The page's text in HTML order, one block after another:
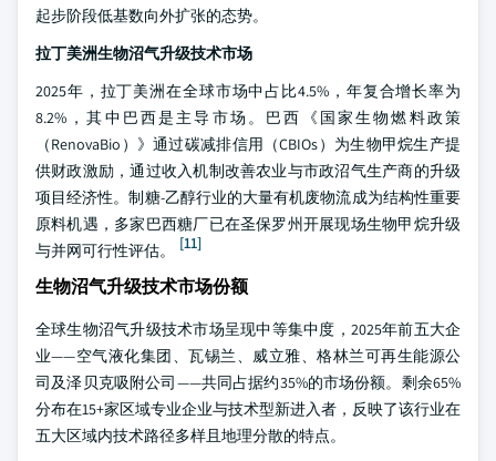
起步阶段低基数向外扩张的态势。
拉丁美洲生物沼气升级技术市场
2025年，拉丁美洲在全球市场中占比4.5%，年复合增长率为
8.2%，其中巴西是主导市场。巴西《国家生物燃料政策
（RenovaBio）》通过碳减排信用（CBIOs）为生物甲烷生产提
供财政激励，通过收入机制改善农业与市政沼气生产商的升级
项目经济性。制糖-乙醇行业的大量有机废物流成为结构性重要
原料机遇，多家巴西糖厂已在圣保罗州开展现场生物甲烷升级
与并网可行性评估。
[11]
生物沼气升级技术市场份额
全球生物沼气升级技术市场呈现中等集中度，2025年前五大企
业——空气液化集团、瓦锡兰、威立雅、格林兰可再生能源公
司及泽贝克吸附公司——共同占据约35%的市场份额。剩余65%
分布在15+家区域专业企业与技术型新进入者，反映了该行业在
五大区域内技术路径多样且地理分散的特点。